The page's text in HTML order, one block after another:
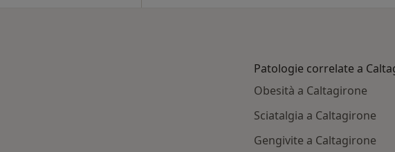
Patologie correlate a
Obesità a Caltagirone
Sciatalgia a Caltagirone
Gengivite a Caltagirone